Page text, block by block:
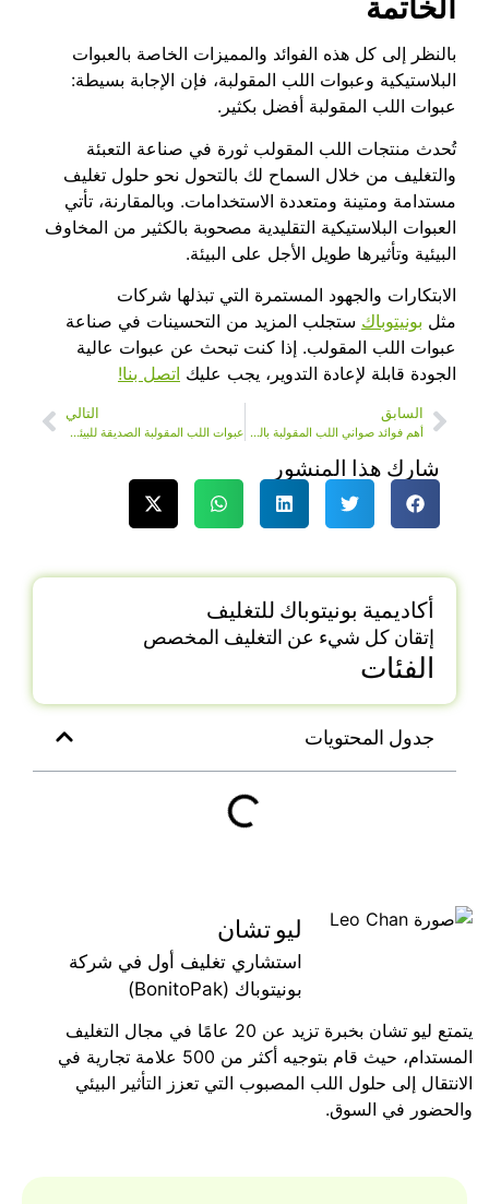
بالنظر إلى كل هذه الفوائد والمميزات الخاصة بالعبوات
البلاستيكية وعبوات اللب المقولبة، فإن الإجابة بسيطة:
عبوات اللب المقولبة أفضل بكثير.
تُحدث منتجات اللب المقولب ثورة في صناعة التعبئة
والتغليف من خلال السماح لك بالتحول نحو حلول تغليف
مستدامة ومتينة ومتعددة الاستخدامات. وبالمقارنة، تأتي
العبوات البلاستيكية التقليدية مصحوبة بالكثير من المخاوف
البيئية وتأثيرها طويل الأجل على البيئة.
الابتكارات والجهود المستمرة التي تبذلها شركات
مثل بونيتوباك ستجلب المزيد من التحسينات في صناعة
عبوات اللب المقولب. إذا كنت تبحث عن عبوات عالية
الجودة قابلة لإعادة التدوير، يجب عليك اتصل بنا!
السابق
أهم فوائد صواني اللب المقولبة بالكبس الرطب لـ
التالي
عبوات اللب المقولبة الصديقة للبيئة للإلكترونيات
شارك هذا المنشور
أكاديمية بونيتوباك للتغليف
إتقان كل شيء عن التغليف المخصص
الفئات
جدول المحتويات
ليو تشان
استشاري تغليف أول في شركة
بونيتوباك (BonitoPak)
يتمتع ليو تشان بخبرة تزيد عن 20 عامًا في مجال التغليف
المستدام، حيث قام بتوجيه أكثر من 500 علامة تجارية في
الانتقال إلى حلول اللب المصبوب التي تعزز التأثير البيئي
والحضور في السوق.